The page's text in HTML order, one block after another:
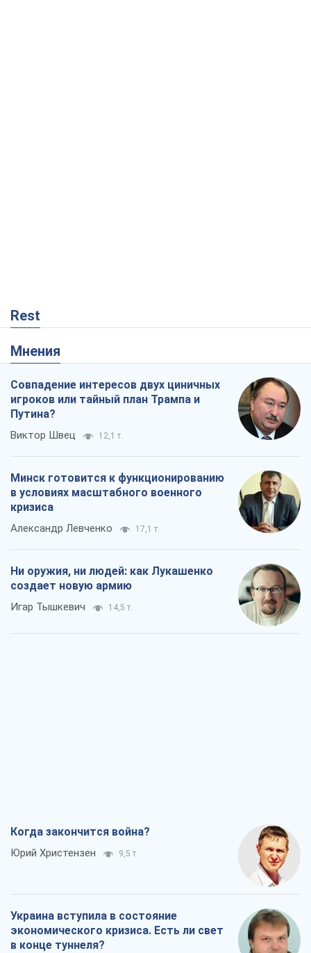
Rest
Мнения
Совпадение интересов двух циничных
игроков или тайный план Трампа и
Путина?
Виктор Швец 12,1 т.
Минск готовится к функционированию
в условиях масштабного военного
кризиса
Александр Левченко 17,1 т.
Ни оружия, ни людей: как Лукашенко
создает новую армию
Игар Тышкевич 14,5 т.
Когда закончится война?
Юрий Христензен 9,5 т.
Украина вступила в состояние
экономического кризиса. Есть ли свет
в конце туннеля?